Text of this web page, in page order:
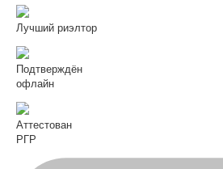
Лучший риэлтор
Подтверждён
офлайн
Аттестован
РГР